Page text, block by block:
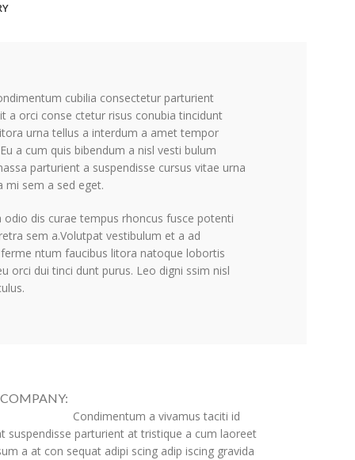
cubilia consectetur parturient
a orci conse ctetur risus conubia tincidunt
urna tellus a interdum a amet tempor
a cum quis bibendum a nisl vesti bulum
parturient a suspendisse cursus vitae urna
mi sem a sed eget.
odio dis curae tempus rhoncus fusce potenti
sem a.Volutpat vestibulum et a ad
ferme ntum faucibus litora natoque lobortis
orci dui tinci dunt purus. Leo digni ssim nisl
Condimentum a vivamus taciti id
suspendisse parturient at tristique a cum laoreet
a at con sequat adipi scing adip iscing gravida